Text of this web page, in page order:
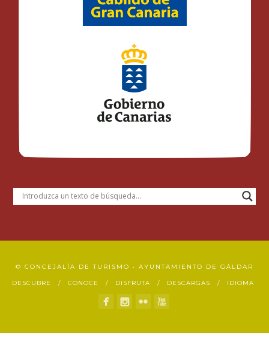
© CONCEJALÍA DE TURISMO • AYUNTAMIENTO DE GÁLDAR
DESCUBRE CONOCE DISFRUTA DESCARGAS IDIOMA